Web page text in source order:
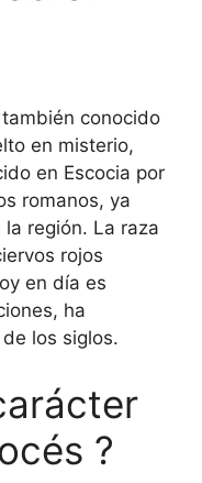
conocido
en misterio,
en Escocia por
romanos, ya
región. La raza
rojos
en día es
ha
los siglos.
?